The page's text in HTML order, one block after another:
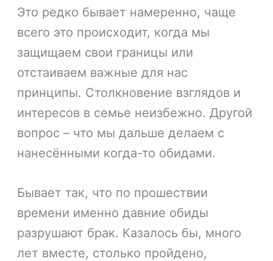
Это редко бывает намеренно, чаще
всего это происходит, когда мы
защищаем свои границы или
отстаиваем важные для нас
принципы. Столкновение взглядов и
интересов в семье неизбежно. Другой
вопрос – что мы дальше делаем с
нанесёнными когда-то обидами.
Бывает так, что по прошествии
времени именно давние обиды
разрушают брак. Казалось бы, много
лет вместе, столько пройдено,